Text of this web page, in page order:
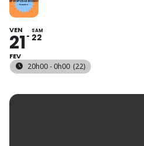
VEN
21
FEV
SAM
22
20h00 - 0h00 (22)